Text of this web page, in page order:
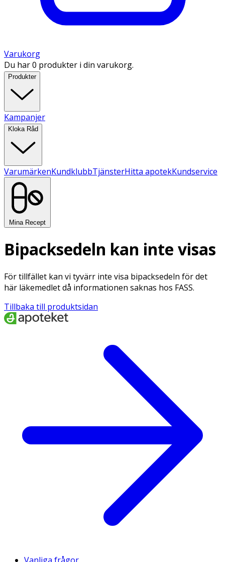
Varukorg
Du har 0 produkter i din varukorg.
Produkter
Kampanjer
Kloka Råd
VarumärkenKundklubbTjänsterHitta apotekKundservice
Mina Recept
Bipacksedeln kan inte visas
För tillfället kan vi tyvärr inte visa bipacksedeln för det
här läkemedlet då informationen saknas hos FASS.
Tillbaka till produktsidan